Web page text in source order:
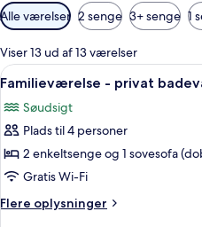
Tilgængelige
filtre
for
værelser
Alle værelser 2 senge 3+ senge 1
Viser 13 ud af 13 værelser
Indlæs
alle
billeder
af
Familieværelse
-
privat
badeværelse
3
Familieværelse - privat
Søudsigt
Plads til 4 personer
2 enkeltsenge og 1 sovesofa
Gratis Wi-Fi
Flere oplysninger
Flere